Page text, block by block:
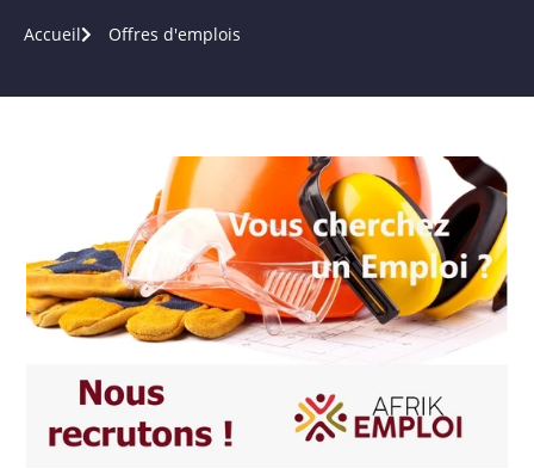
Accueil Offres d'emplois